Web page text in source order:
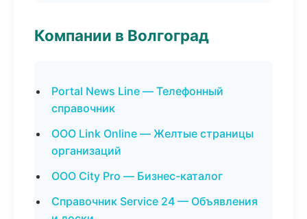
Компании в Волгоград
Portal News Line — Телефонный
справочник
ООО Link Online — Желтые страницы
организаций
ООО City Pro — Бизнес-каталог
Справочник Service 24 — Объявления